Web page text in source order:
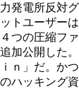
発電所反対
トユーザー
つの圧縮フ
加公開した
ｎ」だ。か
ハッキング